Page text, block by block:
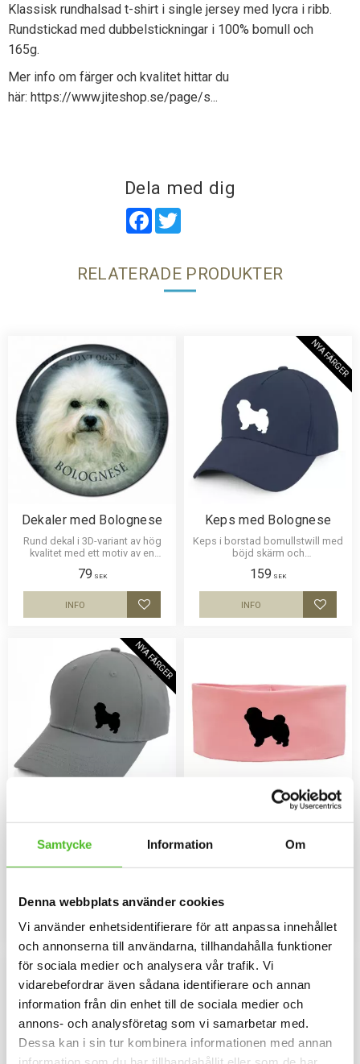
Samtycke Information Om
Denna webbplats använder cookies
Vi använder enhetsidentifierare för att anpassa innehållet
och annonserna till användarna, tillhandahålla funktioner
för sociala medier och analysera vår trafik. Vi
vidarebefordrar även sådana identifierare och annan
information från din enhet till de sociala medier och
annons- och analysföretag som vi samarbetar med.
Dessa kan i sin tur kombinera informationen med annan
Klassisk rundhalsad t-shirt i single jersey med lycra i ribb.
Rundstickad med dubbelstickningar i 100% bomull och
165g.
Mer info om färger och kvalitet hittar du
här: https://www.jiteshop.se/page/s...
Dela med dig
Facebook
RELATERADE PRODUKTER
Dekaler med Bolognese
Rund dekal i 3D-variant av hög
kvalitet med ett motiv av en
cm , 15 cm och 30 cm i diameter.
79 SEK
Lägg till i favoriter
INFO
Keps med Bolognese
Keps i borstad bomullstwill med
böjd skärm och
siluettmotiv av en Bolognese.
159 SEK
NYA FÄRGER
Lägg
INFO
Keps med en Bolognese
Keps i borstad bomullstwill med
böjd skärm och
kardborrespänne och med ett
NYA FÄRGER
Lägg till i favoriter
INFO
Pannband med
Bolognese
Elastan med ett siluettmotiv av
Lägg
INFO